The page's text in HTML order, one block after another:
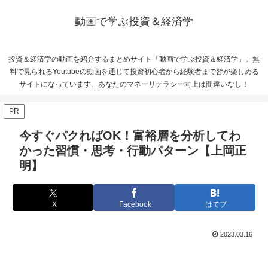
動画で学ぶ投資＆経済学
投資＆経済学の動画を紹介するまとめサイト「動画で学ぶ投資＆経済学」。無
料で見られるYoutubeの動画を通じて投資初心者から経験者まで皆が楽しめる
サイトになっています。あなたのマネーリテラシー向上は間違いなし！
PR
今すぐパクればOK！富裕層を分析してわ
かった習慣・思考・行動パターン【上岡正
明】
X Facebook はてブ
2023.03.16